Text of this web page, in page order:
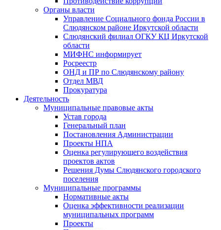
Органы власти
Управление Социального фонда России в
Слюдянском районе Иркутской области
Слюдянский филиал ОГКУ КЦ Иркутской
области
МИФНС информирует
Росреестр
ОНД и ПР по Слюдянскому району
Отдел МВД
Прокуратура
Деятельность
Муниципальные правовые акты
Устав города
Генеральный план
Постановления Администрации
Проекты НПА
Оценка регулирующего воздействия
проектов актов
Решения Думы Слюдянского городского
поселения
Муниципальные программы
Нормативные акты
Оценка эффективности реализации
муниципальных программ
Проекты